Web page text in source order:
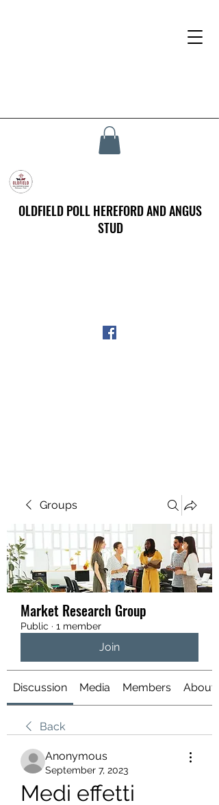
OLDFIELD POLL HEREFORD AND ANGUS
STUD
Groups
Market Research Group
Public · 1 member
Join
Discussion Media Members About
Back
Anonymous
September 7, 2023
Medi effetti